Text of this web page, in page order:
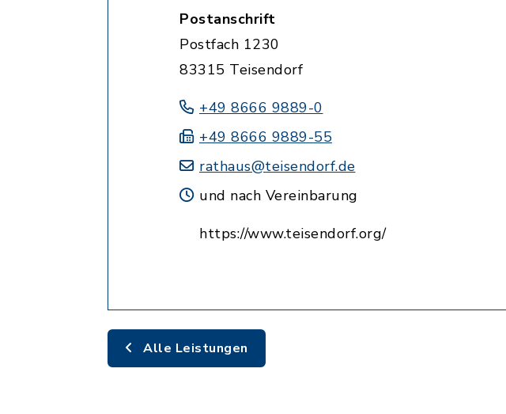
Postanschrift
Postfach 1230
83315 Teisendorf
+49 8666 9889-0
+49 8666 9889-55
rathaus@teisendorf.de
und nach Vereinbarung
https://www.teisendorf.org/
Alle Leistungen